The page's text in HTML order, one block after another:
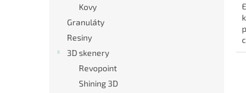
Kovy
Granuláty
Resiny
3D skenery
Revopoint
Shining 3D